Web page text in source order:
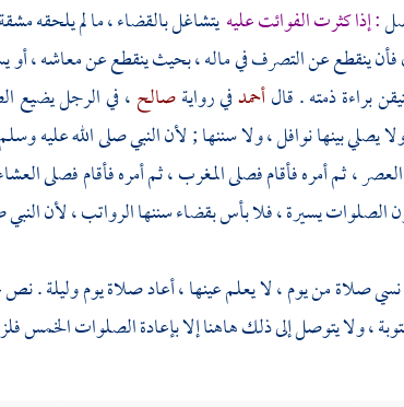
: إذا كثرت الفوائت عليهيتشاغل بالقضاء ، ما لم يلحقه
فأن ينقطع عن التصرف في ماله ، بحيث ينقطع عن معاشه
براءة ذمته . قالأحمدفي روايةصالح، في الرجل يضيع
يصلي بينها نوافل ، ولا سننها ; لأن النبي صلى الله عليه
، ثم أمره فأقام فصلى المغرب ، ثم أمره فأقام فصلى
الصلوات يسيرة ، فلا بأس بقضاء سننها الرواتب ، لأن
صلاة من يوم ، لا يعلم عينها ، أعاد صلاة يوم وليلة .
، ولا يتوصل إلى ذلك هاهنا إلا بإعادة الصلوات الخمس